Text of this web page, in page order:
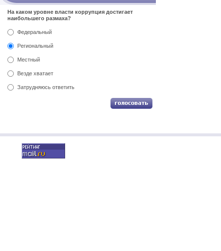
На каком уровне власти коррупция достигает
наибольшего размаха?
Федеральный
Региональный
Местный
Везде хватает
Затрудняюсь ответить